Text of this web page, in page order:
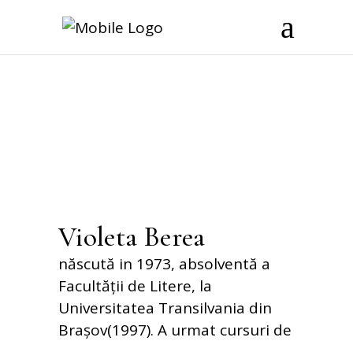
Violeta Berea
născută in 1973, absolventă a
Facultății de Litere, la
Universitatea Transilvania din
Brașov(1997). A urmat cursuri de